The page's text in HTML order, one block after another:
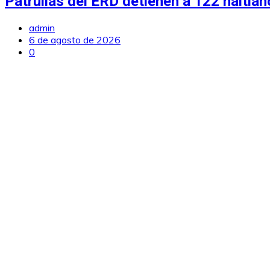
admin
6 de agosto de 2026
0